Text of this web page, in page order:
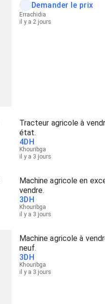
Demander le prix
Errachidia
il y a 2 jours
Tracteur agricole à
état.
4DH
Khouribga
il y a 3 jours
Machine agricole en
vendre.
3DH
Khouribga
il y a 3 jours
Machine agricole à
neuf.
3DH
Khouribga
il y a 3 jours